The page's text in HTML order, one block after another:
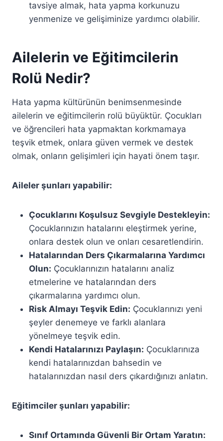
tavsiye almak, hata yapma korkunuzu
yenmenize ve gelişiminize yardımcı olabilir.
Ailelerin ve Eğitimcilerin
Rolü Nedir?
Hata yapma kültürünün benimsenmesinde
ailelerin ve eğitimcilerin rolü büyüktür. Çocukları
ve öğrencileri hata yapmaktan korkmamaya
teşvik etmek, onlara güven vermek ve destek
olmak, onların gelişimleri için hayati önem taşır.
Aileler şunları yapabilir:
Çocuklarını Koşulsuz Sevgiyle Destekleyin:
Çocuklarınızın hatalarını eleştirmek yerine,
onlara destek olun ve onları cesaretlendirin.
Hatalarından Ders Çıkarmalarına Yardımcı
Olun: Çocuklarınızın hatalarını analiz
etmelerine ve hatalarından ders
çıkarmalarına yardımcı olun.
Risk Almayı Teşvik Edin: Çocuklarınızı yeni
şeyler denemeye ve farklı alanlara
yönelmeye teşvik edin.
Kendi Hatalarınızı Paylaşın: Çocuklarınıza
kendi hatalarınızdan bahsedin ve
hatalarınızdan nasıl ders çıkardığınızı anlatın.
Eğitimciler şunları yapabilir:
Sınıf Ortamında Güvenli Bir Ortam Yaratın: